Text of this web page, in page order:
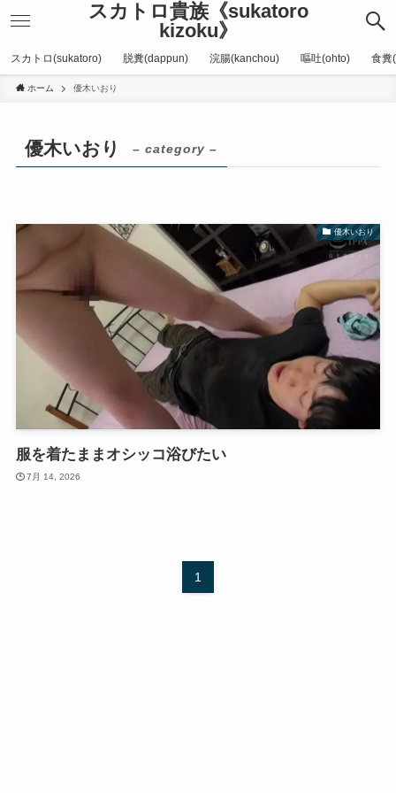
スカトロ貴族《sukatoro
kizoku》
スカトロ(sukatoro) 脱糞(dappun) 浣腸(kanchou) 嘔吐(ohto) 食糞
ホーム 優木いおり
優木いおり – category –
優木いおり
服を着たままオシッコ浴びたい
7月 14, 2026
1